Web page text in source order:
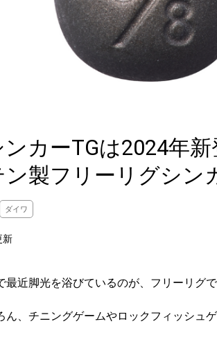
カーTGは2024年
製フリーリグシン
ダイワ
新
最近脚光を浴びているのが、フリーリグで
ん、チニングゲームやロックフィッシュ